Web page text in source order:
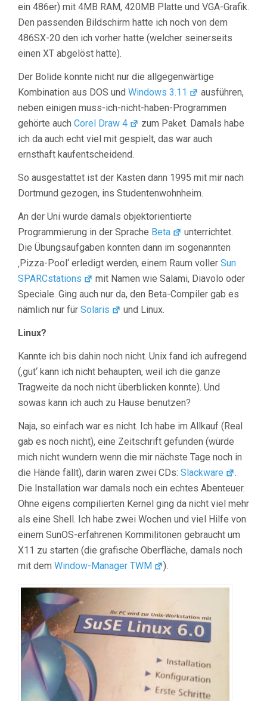
ein 486er) mit 4MB RAM, 420MB Platte und VGA-Grafik.
Den passenden Bildschirm hatte ich noch von dem
486SX-20 den ich vorher hatte (welcher seinerseits
einen XT abgelöst hatte).
Der Bolide konnte nicht nur die allgegenwärtige
Kombination aus DOS und Windows 3.11
ausführen,
neben einigen muss-ich-nicht-haben-Programmen
gehörte auch Corel Draw 4
zum Paket. Damals habe
ich da auch echt viel mit gespielt, das war auch
ernsthaft kaufentscheidend.
So ausgestattet ist der Kasten dann 1995 mit mir nach
Dortmund gezogen, ins Studentenwohnheim.
An der Uni wurde damals objektorientierte
Programmierung in der Sprache Beta
unterrichtet.
Die Übungsaufgaben konnten dann im sogenannten
‚Pizza-Pool‘ erledigt werden, einem Raum voller Sun
SPARCstations
mit Namen wie Salami, Diavolo oder
Speciale. Ging auch nur da, den Beta-Compiler gab es
nämlich nur für Solaris und Linux.
Linux?
Kannte ich bis dahin noch nicht. Unix fand ich aufregend
(‚gut‘ kann ich nicht behaupten, weil ich die ganze
Tragweite da noch nicht überblicken konnte). Und
sowas kann ich auch zu Hause benutzen?
Naja, so einfach war es nicht. Ich habe im Allkauf (Real
gab es noch nicht), eine Zeitschrift gefunden (würde
mich nicht wundern wenn die mir nächste Tage noch in
die Hände fällt), darin waren zwei CDs: Slackware
.
Die Installation war damals noch ein echtes Abenteuer.
Ohne eigens compilierten Kernel ging da nicht viel mehr
als eine Shell. Ich habe zwei Wochen und viel Hilfe von
einem SunOS-erfahrenen Kommilitonen gebraucht um
X11 zu starten (die grafische Oberfläche, damals noch
mit dem Window-Manager TWM ).